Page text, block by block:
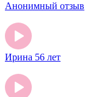
Анонимный отзыв
Ирина 56 лет